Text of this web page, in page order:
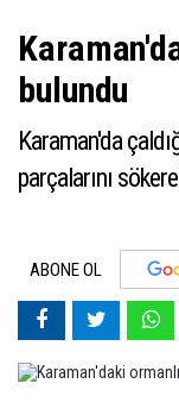
bulundu
Karaman'da
parçalarını
ABONE OL